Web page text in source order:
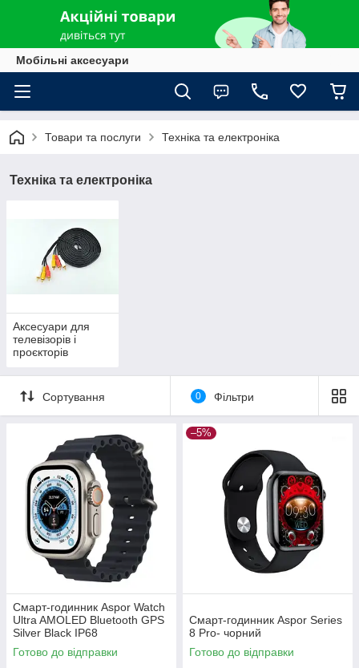
Мобільні аксесуари
Товари та послуги Техніка та електроніка
Техніка та електроніка
Аксесуари для
телевізорів і
проєкторів
Сортування 0 Фільтри
Смарт-годинник Aspor Watch
Ultra AMOLED Bluetooth GPS
Silver Black IP68
Готово до відправки
–5%
Смарт-годинник Aspor Series
8 Pro- чорний
Готово до відправки